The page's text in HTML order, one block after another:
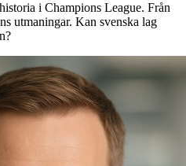
i Champions League. Från
utmaningar. Kan svenska lag